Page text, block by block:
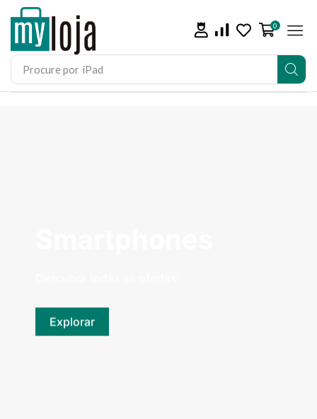
Procure por iPad
0
Explorar